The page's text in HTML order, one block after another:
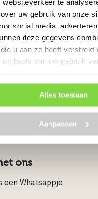
websiteverkeer te
uw gebruik van onze
social media,
deze gegevens
u aan ze heeft verstrekt
op basis van uw gebruik
Alles toestaan
Aanpassen
Inclusief zeskant
ons
een Whatsappje